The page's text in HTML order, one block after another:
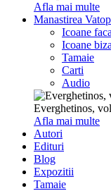
Afla mai multe
Manastirea
Icoane
Icoane
Tamaie
Carti
Audio
Everghetinos,
Afla mai multe
Autori
Edituri
Blog
Expozitii
Tamaie